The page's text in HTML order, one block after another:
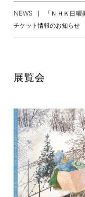
NEWS
「ＮＨＫ日
チケット情報のお知らせ
展覧会